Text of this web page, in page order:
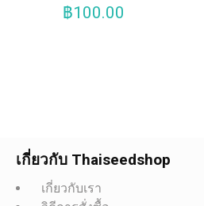
฿100.00
เกี่ยวกับ Thaiseedshop
เกี่ยวกับเรา